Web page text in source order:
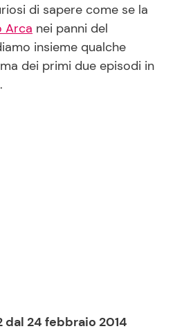
di sapere come se la
Arca nei panni del
insieme qualche
dei primi due episodi in
dal 24 febbraio 2014